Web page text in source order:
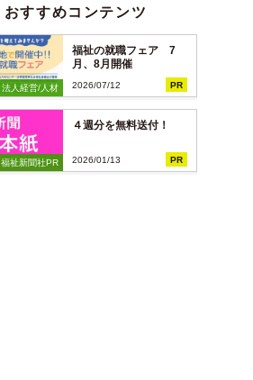
おすすめコンテンツ
法人経営/人材
福祉の就職フェア 7
月、8月開催
2026/07/12 PR
福祉新聞社PR
４週分を無料送付！
2026/01/13 PR